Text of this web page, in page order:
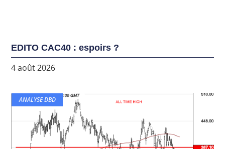
EDITO CAC40 : espoirs ?
4 août 2026
ANALYSE DBD